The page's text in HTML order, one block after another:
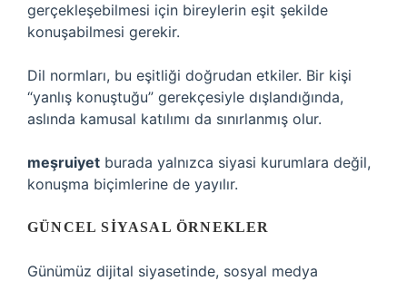
gerçekleşebilmesi için bireylerin eşit şekilde
konuşabilmesi gerekir.
Dil normları, bu eşitliği doğrudan etkiler. Bir kişi
“yanlış konuştuğu” gerekçesiyle dışlandığında,
aslında kamusal katılımı da sınırlanmış olur.
meşruiyet burada yalnızca siyasi kurumlara değil,
konuşma biçimlerine de yayılır.
GÜNCEL SIYASAL ÖRNEKLER
Günümüz dijital siyasetinde, sosyal medya